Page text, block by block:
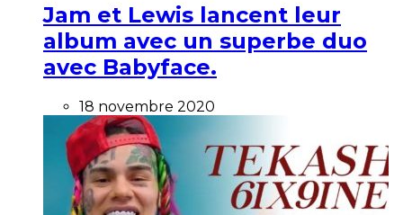
Jam et Lewis lancent leur
album avec un superbe duo
avec Babyface.
18 novembre 2020